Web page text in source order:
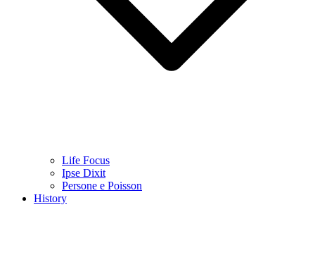
Life Focus
Ipse Dixit
Persone e Poisson
History